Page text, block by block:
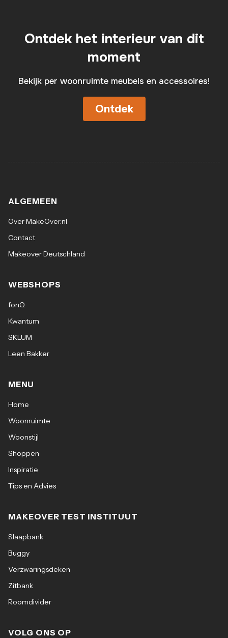
Ontdek het interieur van dit
moment
Bekijk per woonruimte meubels en accessoires!
Ontdek
ALGEMEEN
Over MakeOver.nl
Contact
Makeover Deutschland
WEBSHOPS
fonQ
Kwantum
SKLUM
Leen Bakker
MENU
Home
Woonruimte
Woonstijl
Shoppen
Inspiratie
Tips en Advies
MAKEOVER TEST INSTITUUT
Slaapbank
Buggy
Verzwaringsdeken
Zitbank
Roomdivider
VOLG ONS OP